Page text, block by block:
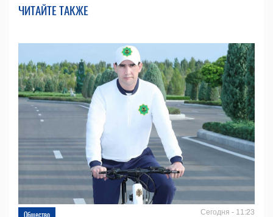
ЧИТАЙТЕ ТАКЖЕ
Общество Сегодня - 11:23